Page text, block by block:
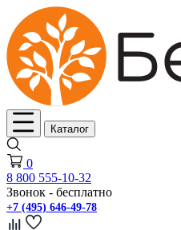
Каталог
0
8 800 555-10-32
Звонок - бесплатно
+7 (495) 646-49-78